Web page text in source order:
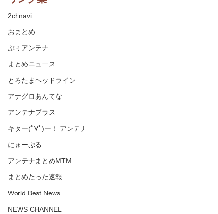
2chnavi
おまとめ
ぷぅアンテナ
まとめニュース
とろたまヘッドライン
アナグロあんてな
アンテナプラス
キター(ﾟ∀ﾟ)ー！ アンテナ
にゅーぷる
アンテナまとめMTM
まとめたった速報
World Best News
NEWS CHANNEL